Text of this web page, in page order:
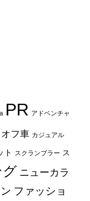
PR アドベンチャ
オフ車 カジュアル
ト スクランブラー ス
グ ニューカラ
ファッショ